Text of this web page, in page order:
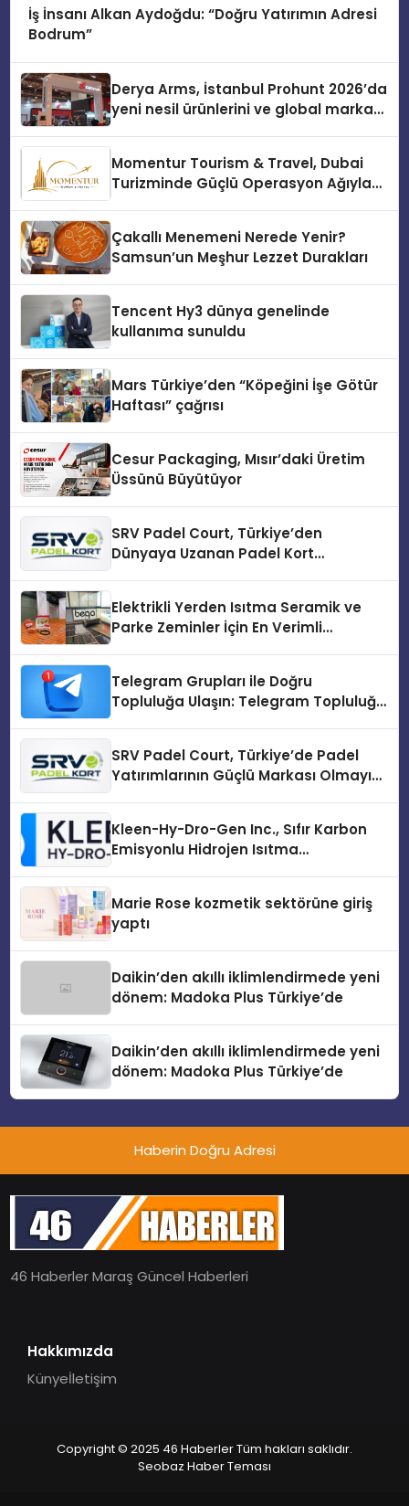
İş İnsanı Alkan Aydoğdu: “Doğru Yatırımın Adresi
Bodrum”
Derya Arms, İstanbul Prohunt 2026’da
yeni nesil ürünlerini ve global marka
Momentur Tourism & Travel, Dubai
Turizminde Güçlü Operasyon Ağıyla
Çakallı Menemeni Nerede Yenir?
Samsun’un Meşhur Lezzet Durakları
Tencent Hy3 dünya genelinde
kullanıma sunuldu
Mars Türkiye’den “Köpeğini İşe Götür
Haftası” çağrısı
Cesur Packaging, Mısır’daki Üretim
Üssünü Büyütüyor
SRV Padel Court, Türkiye’den
Dünyaya Uzanan Padel Kort
Elektrikli Yerden Isıtma Seramik ve
Parke Zeminler İçin En Verimli
Telegram Grupları ile Doğru
Topluluğa Ulaşın: Telegram Topluluğu
SRV Padel Court, Türkiye’de Padel
Yatırımlarının Güçlü Markası Olmayı
Kleen-Hy-Dro-Gen Inc., Sıfır Karbon
Emisyonlu Hidrojen Isıtma
Marie Rose kozmetik sektörüne giriş
yaptı
Daikin’den akıllı iklimlendirmede yeni
dönem: Madoka Plus Türkiye’de
Daikin’den akıllı iklimlendirmede yeni
dönem: Madoka Plus Türkiye’de
Haberin Doğru Adresi
46 Haberler Maraş Güncel Haberleri
Hakkımızda
Künyeİletişim
Copyright © 2025 46 Haberler Tüm hakları saklıdır.
Seobaz Haber Teması